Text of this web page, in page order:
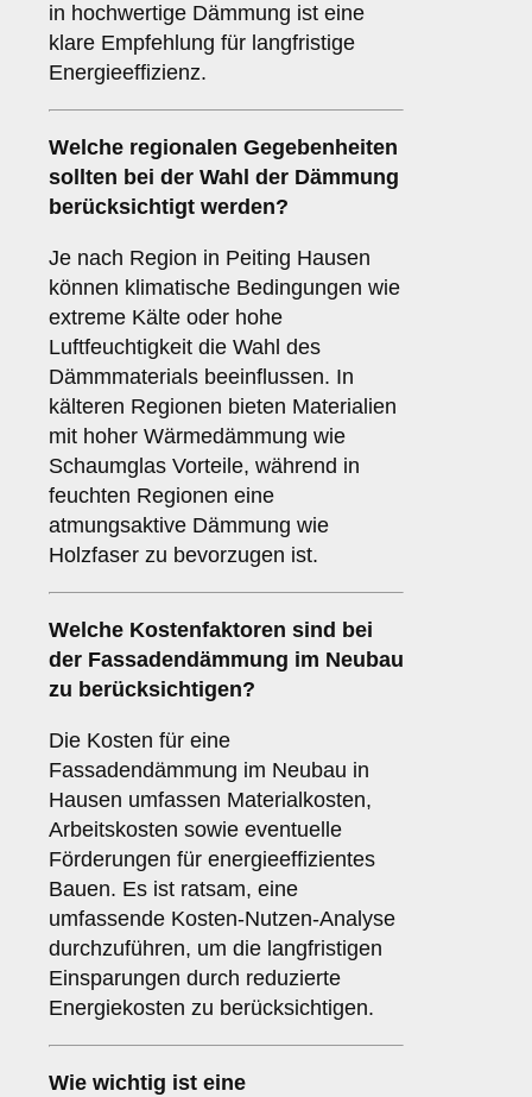
in hochwertige Dämmung ist eine
klare Empfehlung für langfristige
Energieeffizienz.
Welche regionalen Gegebenheiten
sollten bei der Wahl der Dämmung
berücksichtigt werden?
Je nach Region in Peiting Hausen
können klimatische Bedingungen wie
extreme Kälte oder hohe
Luftfeuchtigkeit die Wahl des
Dämmmaterials beeinflussen. In
kälteren Regionen bieten Materialien
mit hoher Wärmedämmung wie
Schaumglas Vorteile, während in
feuchten Regionen eine
atmungsaktive Dämmung wie
Holzfaser zu bevorzugen ist.
Welche Kostenfaktoren sind bei
der Fassadendämmung im Neubau
zu berücksichtigen?
Die Kosten für eine
Fassadendämmung im Neubau in
Hausen umfassen Materialkosten,
Arbeitskosten sowie eventuelle
Förderungen für energieeffizientes
Bauen. Es ist ratsam, eine
umfassende Kosten-Nutzen-Analyse
durchzuführen, um die langfristigen
Einsparungen durch reduzierte
Energiekosten zu berücksichtigen.
Wie wichtig ist eine